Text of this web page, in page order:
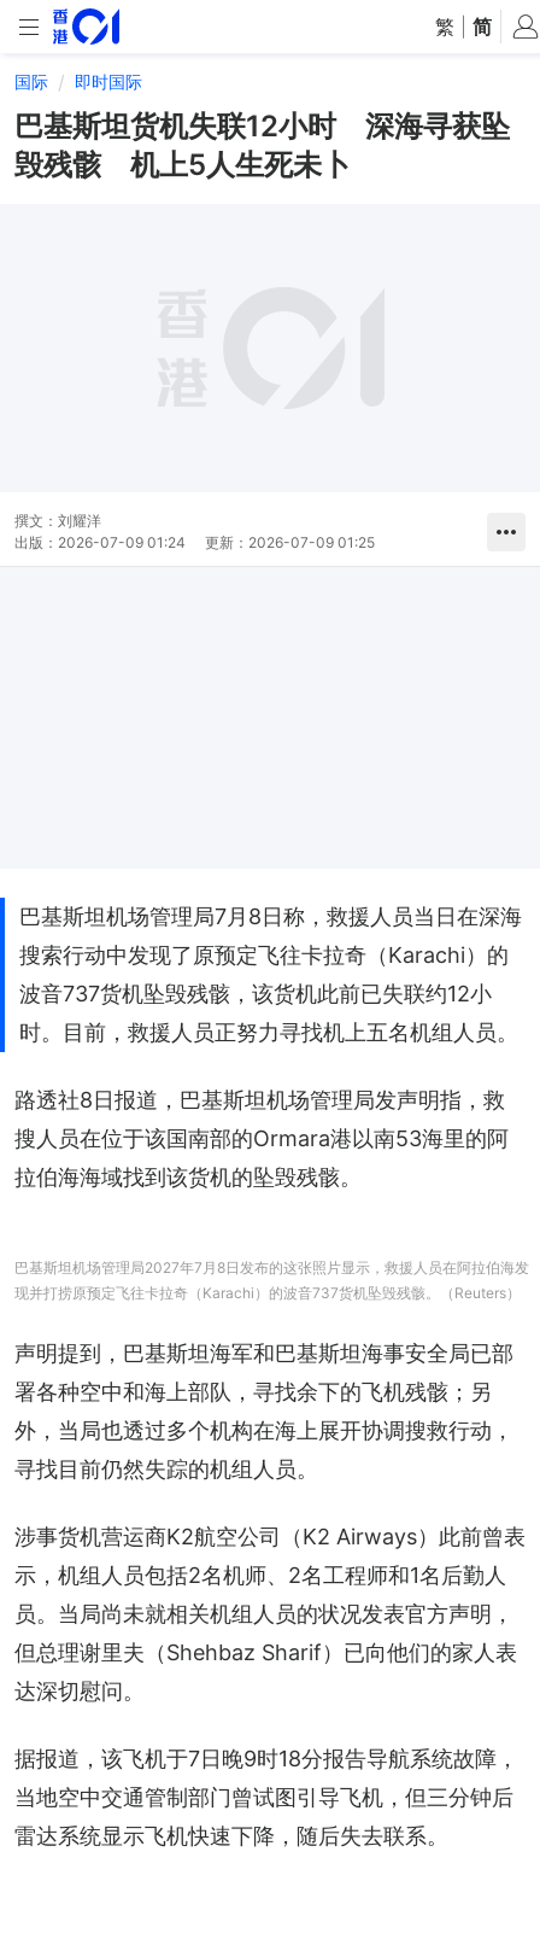
繁 简
国际 即时国际
巴基斯坦货机失联12小时 深海寻获坠
毁残骸 机上5人生死未卜
撰文： 刘耀洋
出版： 2026-07-09 01:24 更新： 2026-07-09 01:25
巴基斯坦机场管理局7月8日称，救援人员当日在深海
搜索行动中发现了原预定飞往卡拉奇（Karachi）的
波音737货机坠毁残骸，该货机此前已失联约12小
时。目前，救援人员正努力寻找机上五名机组人员。
路透社8日报道，巴基斯坦机场管理局发声明指，救
搜人员在位于该国南部的Ormara港以南53海里的阿
拉伯海海域找到该货机的坠毁残骸。
巴基斯坦机场管理局2027年7月8日发布的这张照片显示，救援人员在阿拉伯海发
现并打捞原预定飞往卡拉奇（Karachi）的波音737货机坠毁残骸。（Reuters）
声明提到，巴基斯坦海军和巴基斯坦海事安全局已部
署各种空中和海上部队，寻找余下的飞机残骸；另
外，当局也透过多个机构在海上展开协调搜救行动，
寻找目前仍然失踪的机组人员。
涉事货机营运商K2航空公司（K2 Airways）此前曾表
示，机组人员包括2名机师、2名工程师和1名后勤人
员。当局尚未就相关机组人员的状况发表官方声明，
但总理谢里夫（Shehbaz Sharif）已向他们的家人表
达深切慰问。
据报道，该飞机于7日晚9时18分报告导航系统故障，
当地空中交通管制部门曾试图引导飞机，但三分钟后
雷达系统显示飞机快速下降，随后失去联系。